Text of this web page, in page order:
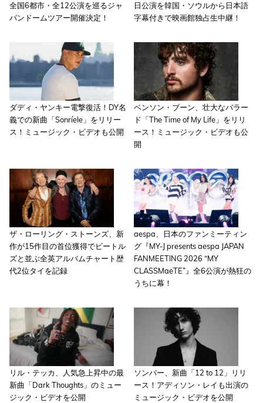
全国6都市・全12公演を巡るジャ
パンドームツアー開催決定！
日公演を韓国・ソウルから日本語
字幕付きで映画館独占生中継！
ダディ・ヤンキー電撃復活！DY名
義での新曲「Sonríele」をリリー
ス！ミュージック・ビデオも公開
ベンソン・ブーン、壮大なバラー
ド「The Time of My Life」をリリ
ース！ミュージック・ビデオも公
開
ザ・ローリング・ストーンズ、新
作が15作目の首位獲得でビートル
ズと並ぶ全英アルバムチャート歴
代2位タイを記録
aespa、日本のファンミーティン
グ『MY-J presents aespa JAPAN
FANMEETING 2026 “MY
CLASSMaeTE”』全6公演が熱狂の
うちに幕！
リル・テッカ、人気急上昇中の最
新曲「Dark Thoughts」のミュー
ジック・ビデオを公開
ソンバー、新曲「12 to 12」リリ
ース！アディソン・レイも出演の
ミュージック・ビデオを公開